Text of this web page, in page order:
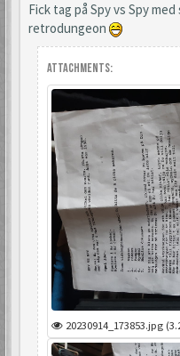
Fick tag på Spy vs Spy
retrodungeon
Attachments:
20230914_173853.jpg